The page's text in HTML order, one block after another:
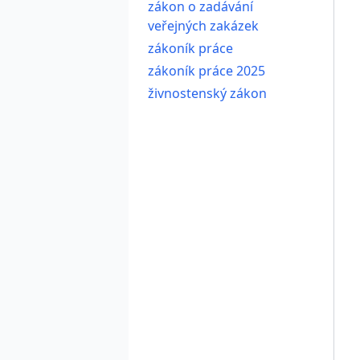
zákon o zadávání
veřejných zakázek
zákoník práce
zákoník práce 2025
živnostenský zákon